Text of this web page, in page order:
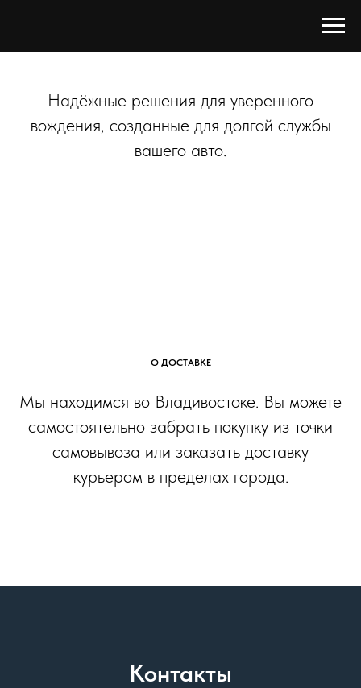
Надёжные решения для уверенного
вождения, созданные для долгой службы
вашего авто.
О ДОСТАВКЕ
Мы находимся во Владивостоке. Вы можете
самостоятельно забрать покупку из точки
самовывоза или заказать доставку
курьером в пределах города.
Контакты